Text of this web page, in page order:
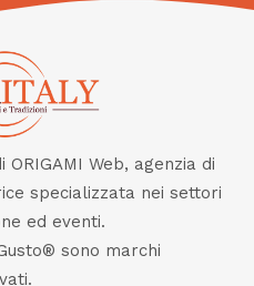
Web, agenzia di
specializzata nei settori
ed eventi.
sono marchi